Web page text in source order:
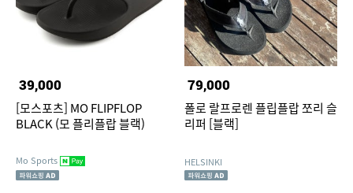
39,000
[모스포츠] MO FLIPFLOP
BLACK (모 플리플랍 블랙)
Mo Sports
79,000
폴로 랄프로렌 플립플랍 쪼리 슬
리퍼 [블랙]
HELSINKI